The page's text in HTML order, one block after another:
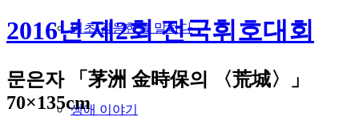
여초 김응현을 말하다
생애 이야기
2016년 제2회 전국휘호대회
문은자 「茅洲 金時保의 〈荒城〉」
70×135cm